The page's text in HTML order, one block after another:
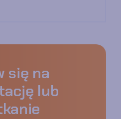
się na
lub